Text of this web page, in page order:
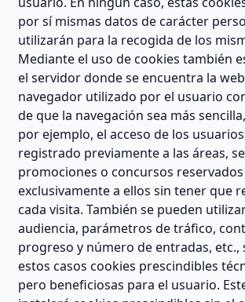
por sí mismas datos de carácter
utilizarán para la recogida de los
Mediante el uso de cookies también
el servidor donde se encuentra la
navegador utilizado por el usuario
de que la navegación sea más
por ejemplo, el acceso de los
registrado previamente a las áreas,
promociones o concursos reservados
exclusivamente a ellos sin tener que
cada visita. También se pueden
audiencia, parámetros de tráfico,
progreso y número de entradas, etc.,
estos casos cookies prescindibles
pero beneficiosas para el usuario.